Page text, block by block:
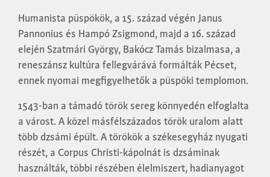
Humanista püspökök, a 15. század végén Janus
Pannonius és Hampó Zsigmond, majd a 16. század
elején Szatmári György, Bakócz Tamás bizalmasa, a
reneszánsz kultúra fellegvárává formálták Pécset,
ennek nyomai megfigyelhetők a püspöki templomon.
1543-ban a támadó török sereg könnyedén elfoglalta
a várost. A közel másfélszázados török uralom alatt
több dzsámi épült. A törökök a székesegyház nyugati
részét, a Corpus Christi-kápolnát is dzsáminak
használták, többi részében élelmiszert, hadianyagot